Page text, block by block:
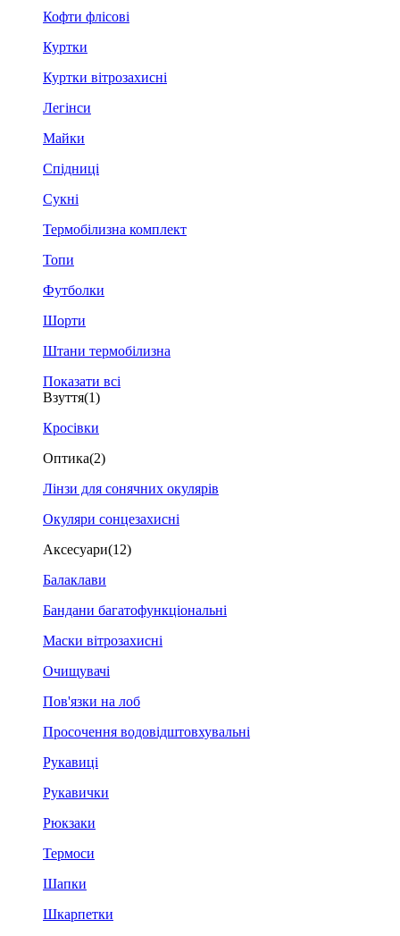
Кофти флісові
Куртки
Куртки вітрозахисні
Легінси
Майки
Спідниці
Сукні
Термобілизна комплект
Топи
Футболки
Шорти
Штани термобілизна
Показати всі
Взуття(1)
Кросівки
Оптика(2)
Лінзи для сонячних окулярів
Окуляри сонцезахисні
Аксесуари(12)
Балаклави
Бандани багатофункціональні
Маски вітрозахисні
Очищувачі
Пов'язки на лоб
Просочення водовідштовхувальні
Рукавиці
Рукавички
Рюкзаки
Термоси
Шапки
Шкарпетки